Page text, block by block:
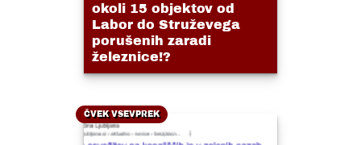
okoli 15 objektov od
Labor do Struževega
porušenih zaradi
železnice!?
ČVEK VSEVPREK